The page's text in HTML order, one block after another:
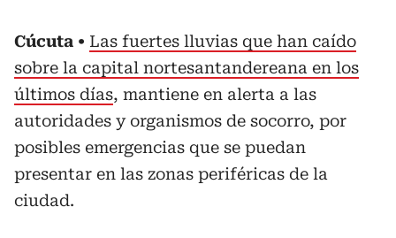
Cúcuta
Las fuertes lluvias que han caído
sobre la capital nortesantandereana en los
últimos días, mantiene en alerta a las
autoridades y organismos de socorro, por
posibles emergencias que se puedan
presentar en las zonas periféricas de la
ciudad.